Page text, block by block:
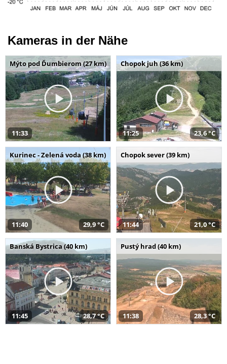
Kameras in der Nähe
Mýto pod Ďumbierom (27 km)
11:33
Chopok juh (36 km)
11:25 23,6 °C
Kurinec - Zelená voda (38 km)
11:40 29,9 °C
Chopok sever (39 km)
11:44 21,0 °C
Banská Bystrica (40 km)
11:45 28,7 °C
Pustý hrad (40 km)
11:38 28,3 °C